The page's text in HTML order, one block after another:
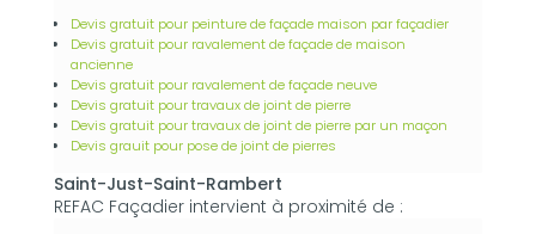
Devis gratuit pour peinture de façade maison par façadier
Devis gratuit pour ravalement de façade de maison
ancienne
Devis gratuit pour ravalement de façade neuve
Devis gratuit pour travaux de joint de pierre
Devis gratuit pour travaux de joint de pierre par un maçon
Devis grauit pour pose de joint de pierres
Saint-Just-Saint-Rambert
REFAC Façadier intervient à proximité de :